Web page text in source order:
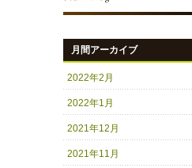
月間アーカイブ
2022年2月
2022年1月
2021年12月
2021年11月